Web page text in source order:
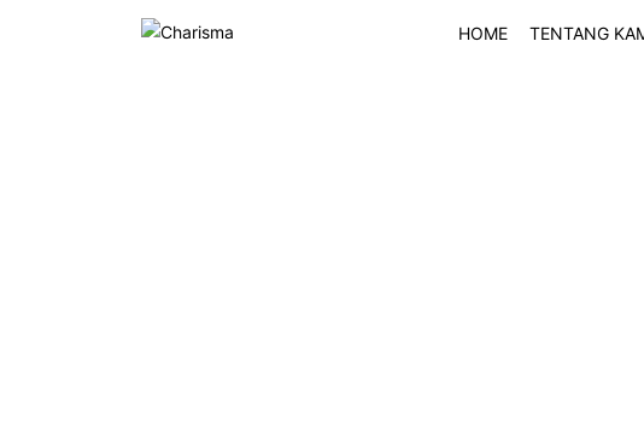
HOME TENTANG